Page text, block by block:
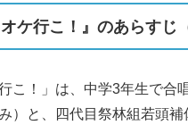
オケ行こ！』のあらすじ
行こ！」は、中学3年生で合
み）と、四代目祭林組若頭